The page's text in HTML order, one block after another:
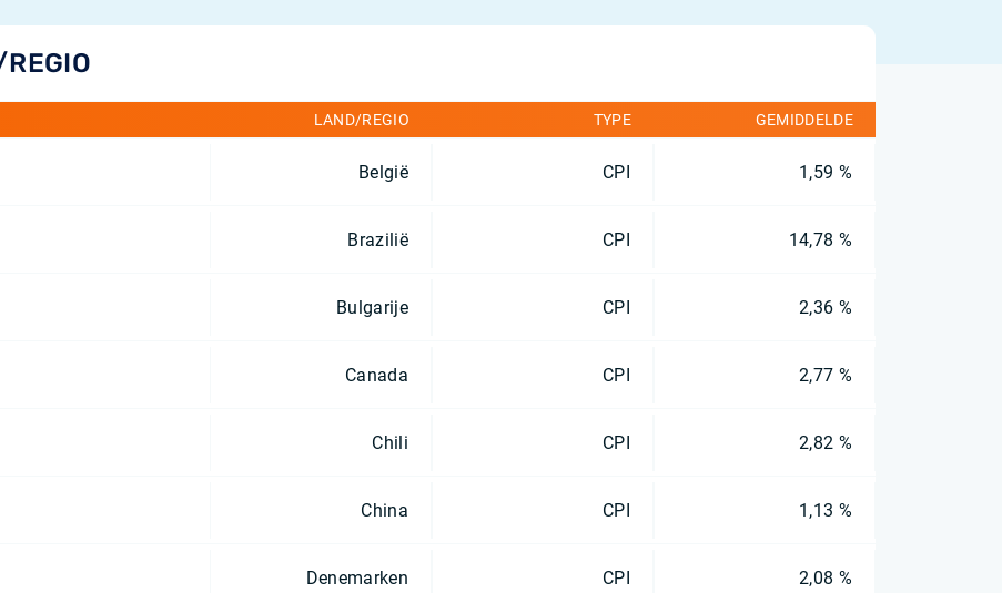
LAND/REGIO TYPE GEMIDDELDE
België CPI 1,59 %
Brazilië CPI 14,78 %
Bulgarije CPI 2,36 %
Canada CPI 2,77 %
Chili CPI 2,82 %
China CPI 1,13 %
Denemarken CPI 2,08 %